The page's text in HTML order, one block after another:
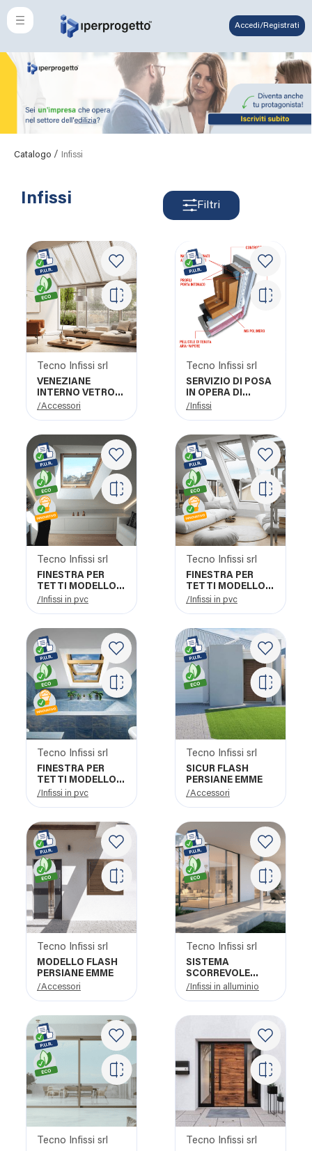
Accedi/Registrati
Catalogo / Infissi
Infissi Filtri
Tecno Infissi srl
VENEZIANE
INTERNO VETRO
PELLINI
/Accessori
Tecno Infissi srl
SERVIZIO DI POSA
IN OPERA DI
INFISSI
/Infissi
Tecno Infissi srl
FINESTRA PER
TETTI MODELLO
VB FAELUX
/Infissi in pvc
Tecno Infissi srl
FINESTRA PER
TETTI MODELLO
VL FAELUX
/Infissi in pvc
Tecno Infissi srl
FINESTRA PER
TETTI MODELLO
BA FAELUX
/Infissi in pvc
Tecno Infissi srl
SICUR FLASH
PERSIANE EMME
/Accessori
Tecno Infissi srl
MODELLO FLASH
PERSIANE EMME
/Accessori
Tecno Infissi srl
SISTEMA
SCORREVOLE
LIGHTVISION HP+
/Infissi in alluminio
Tecno Infissi srl Tecno Infissi srl